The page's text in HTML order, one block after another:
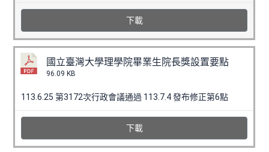
下載
國立臺灣大學理學院畢業生院長獎設置要點
96.09 KB
113.6.25 第3172次行政會議通過 113.7.4 發布修正第6點
下載